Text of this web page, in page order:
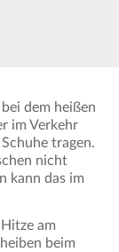
dem heißen
im Verkehr
tragen.
nicht
kann das im
am
beim